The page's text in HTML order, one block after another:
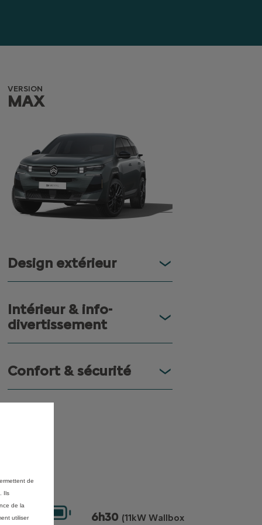
VERSION
MAX
Design extérieur
Intérieur & info-
divertissement
Confort & sécurité
6h30 (11kW Wallbox
de
Ils
de la
utiliser